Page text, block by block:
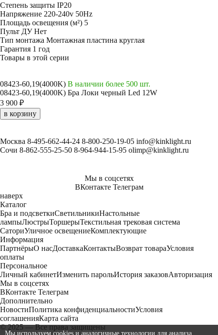
Степень защиты IP20
Напряжение 220-240v 50Hz
Площадь освещения (м²) 5
Пульт ДУНет
Тип монтажа Монтажная пластина круглая
Гарантия 1 год
Товары в этой серии
08423-60,19(4000K) В наличии более 500 шт.
08423-60,19(4000K) Бра Локи черный Led 12W
3 900 ₽
в корзину
Москва 8-495-662-44-24 8-800-250-19-05 info@kinklight.ru
Сочи 8-862-555-25-50 8-964-944-15-95 olimp@kinklight.ru
Мы в соцсетях
ВКонтакте Телеграм
наверх
Каталог
Бра и подсветкиСветильникиНастольные
лампыЛюстрыТоршерыТекстильная трековая система
СаториУличное освещениеКомплектующие
Информация
ПартнёрыО насДоставкаКонтактыВозврат товараУсловия
оплаты
Персональное
Личный кабинетИзменить парольИстория заказовАвторизация
Мы в соцсетях
ВКонтакте Телеграм
Дополнительно
НовостиПолитика конфиденциальностиУсловия
соглашенияКарта сайта
© 2025 — Все права защищены
Мы используем cookies и аналогичные технологии для анализа